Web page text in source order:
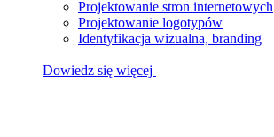
Projektowanie stron internetowych
Projektowanie logotypów
Identyfikacja wizualna, branding
Dowiedz się więcej